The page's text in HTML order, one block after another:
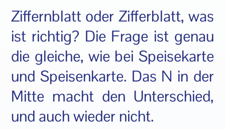
Ziffernblatt oder Zifferblatt, was
ist richtig? Die Frage ist genau
die gleiche, wie bei Speisekarte
und Speisenkarte. Das N in der
Mitte macht den Unterschied,
und auch wieder nicht.